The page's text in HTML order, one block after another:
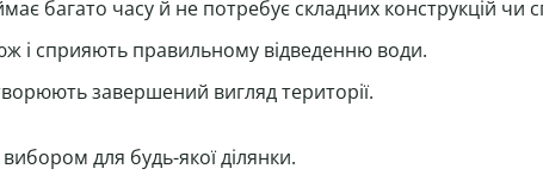
багато часу й не потребує складних конструкцій чи
і сприяють правильному відведенню води.
завершений вигляд території.
для будь-якої ділянки.